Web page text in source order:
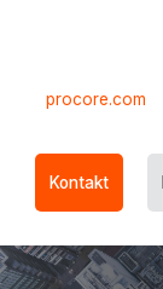
procore.com
Kontakt